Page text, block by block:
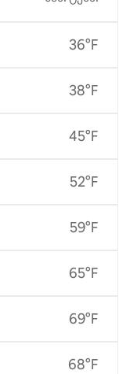
36°F
38°F
45°F
52°F
59°F
65°F
69°F
68°F